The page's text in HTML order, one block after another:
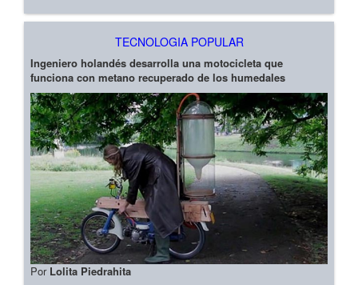
TECNOLOGIA POPULAR
Ingeniero holandés desarrolla una motocicleta que
funciona con metano recuperado de los humedales
Por Lolita Piedrahita